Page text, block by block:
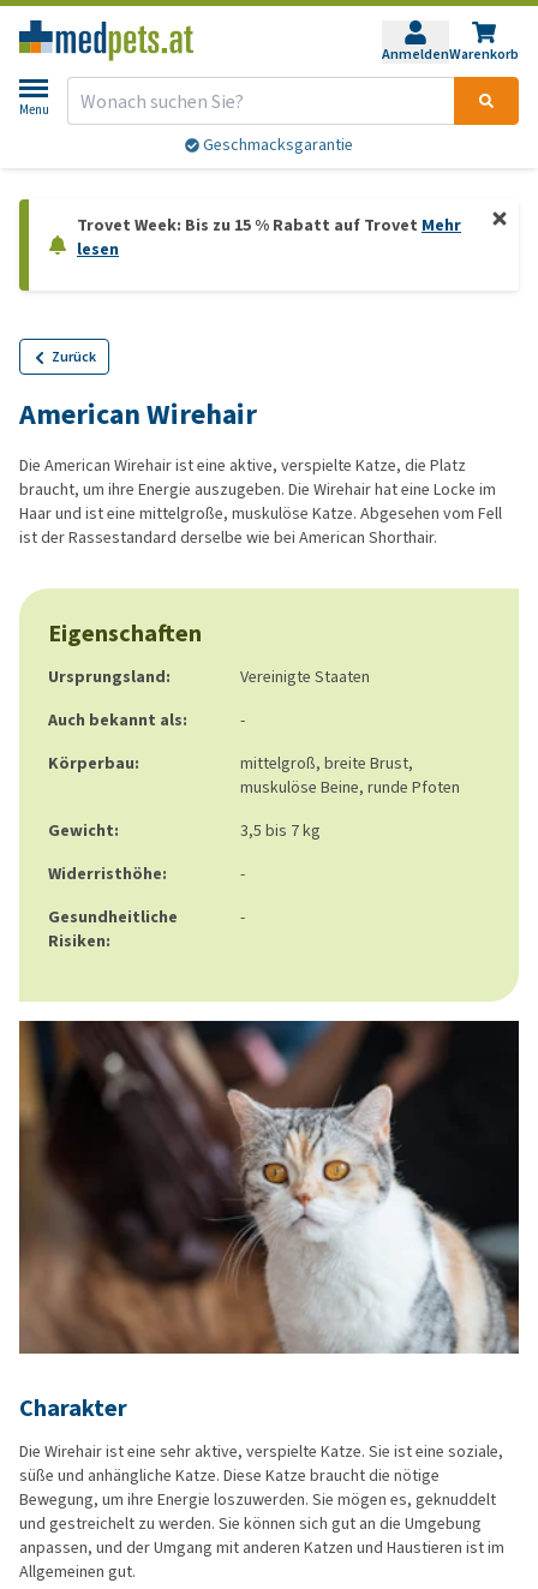
AnmeldenWarenkorb
Menu
Geschmacksgarantie
Trovet Week: Bis zu 15 % Rabatt auf Trovet Mehr
lesen
Zurück
American Wirehair
Die American Wirehair ist eine aktive, verspielte Katze, die Platz
braucht, um ihre Energie auszugeben. Die Wirehair hat eine Locke im
Haar und ist eine mittelgroße, muskulöse Katze. Abgesehen vom Fell
ist der Rassestandard derselbe wie bei American Shorthair.
Eigenschaften
Ursprungsland:
Vereinigte Staaten
Auch bekannt als:
-
Körperbau:
mittelgroß, breite Brust,
muskulöse Beine, runde Pfoten
Gewicht:
3,5 bis 7 kg
Widerristhöhe:
-
Gesundheitliche
Risiken:
-
Charakter
Die Wirehair ist eine sehr aktive, verspielte Katze. Sie ist eine soziale,
süße und anhängliche Katze. Diese Katze braucht die nötige
Bewegung, um ihre Energie loszuwerden. Sie mögen es, geknuddelt
und gestreichelt zu werden. Sie können sich gut an die Umgebung
anpassen, und der Umgang mit anderen Katzen und Haustieren ist im
Allgemeinen gut.